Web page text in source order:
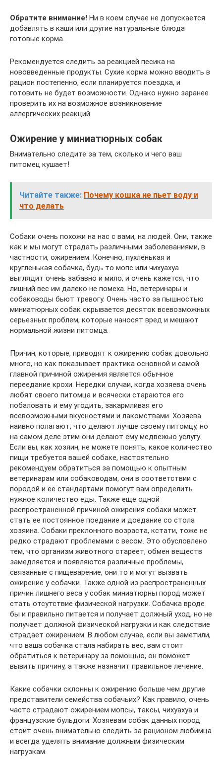
Обратите внимание! Ни в коем случае не допускается
добавлять в каши или другие натуральные блюда
готовые корма.
Рекомендуется следить за реакцией песика на
нововведенные продукты. Сухие корма можно вводить в
рацион постепенно, если планируется поездка, и
готовить не будет возможности. Однако нужно заранее
проверить их на возможное возникновение
аллергических реакций.
Ожирение у миниатюрных собак
Внимательно следите за тем, сколько и чего ваш
питомец кушает!
Читайте также: Почему кошка не пьет воду и
что делать
Собаки очень похожи на нас с вами, на людей. Они, также
как и мы могут страдать различными заболеваниями, в
частности, ожирением. Конечно, пухленькая и
кругленькая собачка, будь то мопс или чихуахуа
выглядит очень забавно и мило, и очень кажется, что
лишний вес им далеко не помеха. Но, ветеринары и
собаководы бьют тревогу. Очень часто за пышностью
миниатюрных собак скрывается десяток всевозможных
серьезных проблем, которые наносят вред и мешают
нормальной жизни питомца.
Причин, которые, приводят к ожирению собак довольно
много, но как показывает практика основной и самой
главной причиной ожирения является обычное
переедание крохи. Нередки случаи, когда хозяева очень
любят своего питомца и всячески стараются его
побаловать и ему угодить, закармливая его
всевозможными вкусностями и лакомствами. Хозяева
наивно полагают, что делают лучше своему питомцу, но
на самом деле этим они делают ему медвежью услугу.
Если вы, как хозяин, не можете понять, какое количество
пищи требуется вашей собаке, настоятельно
рекомендуем обратиться за помощью к опытным
ветеринарам или собаководам, они в соответствии с
породой и ее стандартами помогут вам определить
нужное количество еды. Также еще одной
распространенной причиной ожирения собаки может
стать ее постоянное поедание и доедание со стола
хозяина. Собаки преклонного возраста, кстати, тоже не
редко страдают проблемами с весом. Это обусловлено
тем, что организм животного стареет, обмен веществ
замедляется и появляются различные проблемы,
связанные с пищеварение, они то и могут вызвать
ожирение у собачки. Также одной из распространенных
причин лишнего веса у собак миниатюрны пород может
стать отсутствие физической нагрузки. Собачка вроде
бы и правильно питается и получает должный уход, но не
получает должной физической нагрузки и как следствие
страдает ожирением. В любом случае, если вы заметили,
что ваша собачка стала набирать вес, вам стоит
обратиться к ветеринару за помощью, он поможет
вывить причину, а также назначит правильное лечение.
Какие собачки склонны к ожирению больше чем другие
представители семейства собачьих? Как правило, очень
часто страдают ожирением мопсы, таксы, чихуахуа и
французские бульдоги. Хозяевам собак данных пород
стоит очень внимательно следить за рационом любимца
и всегда уделять внимание должным физическим
нагрузкам.